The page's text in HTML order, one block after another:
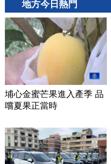
地方今日熱門
埔心金蜜芒果進入產季 品
嚐夏果正當時